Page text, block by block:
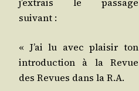
suivant :
« J’ai lu avec plai­sir ton
intro­duc­tion à la Revue
des Revues dans la R.A.